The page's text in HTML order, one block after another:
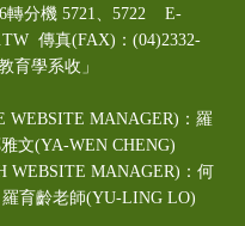
轉分機 5721、5722 E-
傳真(FAX)：(04)2332-
育學系收」
WEBSITE MANAGER)：羅
雅文(YA-WEN CHENG)
WEBSITE MANAGER)：何
育齡老師(YU-LING LO)